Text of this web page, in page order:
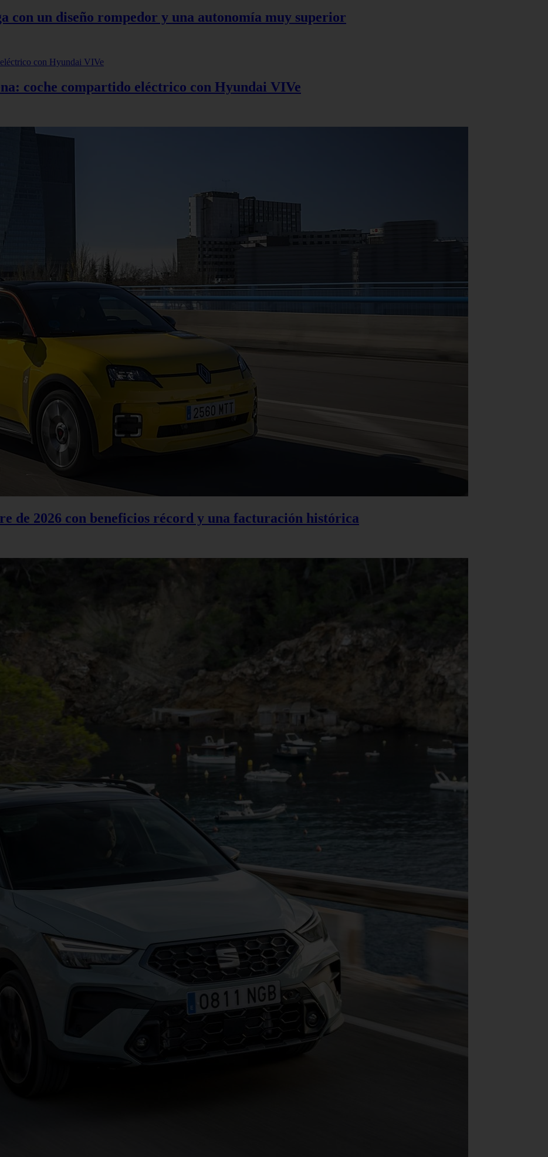
con un diseño rompedor y una autonomía muy superior
coche compartido eléctrico con Hyundai VIVe
de 2026 con beneficios récord y una facturación histórica